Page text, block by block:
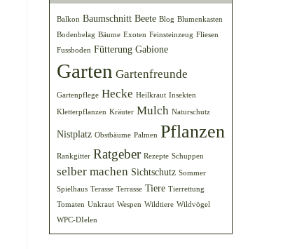
Balkon Baumschnitt Beete Blog Blumenkasten
Bodenbelag Bäume Exoten Feinsteinzeug Fliesen
Fussboden Fütterung Gabione
Garten Gartenfreunde
Gartenpflege Hecke Heilkraut Insekten
Kletterpflanzen Kräuter Mulch Naturschutz
Nistplatz Obstbäume Palmen Pflanzen
Rankgitter Ratgeber Rezepte Schuppen
selber machen Sichtschutz Sommer
Spielhaus Terasse Terrasse Tiere Tierrettung
Tomaten Unkraut Wespen Wildtiere Wildvögel
WPC-DIelen